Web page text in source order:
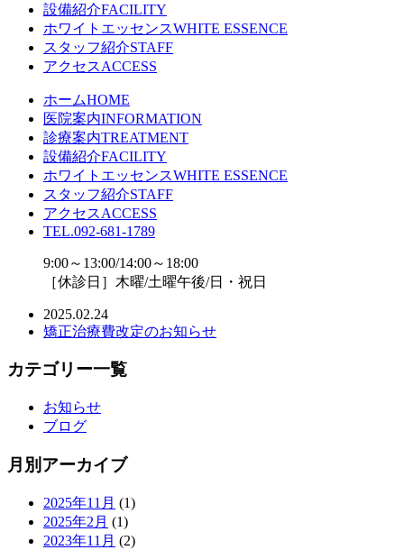
設備紹介FACILITY
ホワイトエッセンスWHITE ESSENCE
スタッフ紹介STAFF
アクセスACCESS
ホームHOME
医院案内INFORMATION
診療案内TREATMENT
設備紹介FACILITY
ホワイトエッセンスWHITE ESSENCE
スタッフ紹介STAFF
アクセスACCESS
TEL.092-681-1789
9:00～13:00/14:00～18:00
［休診日］木曜/土曜午後/日・祝日
2025.02.24
矯正治療費改定のお知らせ
カテゴリー一覧
お知らせ
ブログ
月別アーカイブ
2025年11月 (1)
2025年2月 (1)
2023年11月 (2)